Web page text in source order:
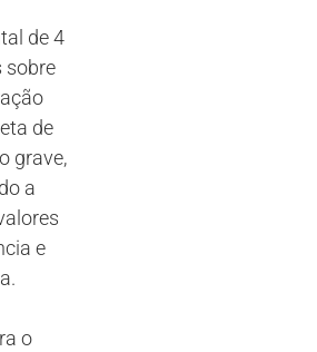
de 4
sobre
de
grave,
a
e
o